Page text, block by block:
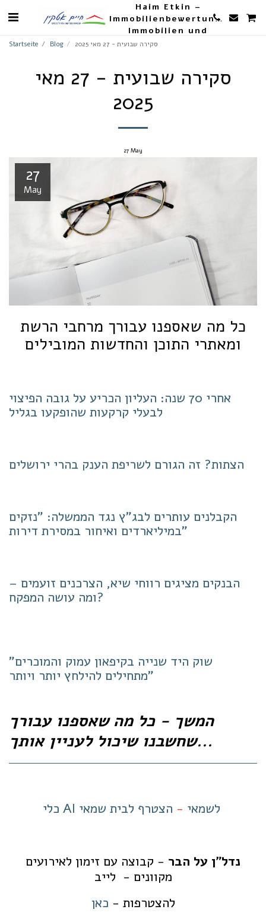
Haim Etkin –
Immobilienbewertungen,
Immobilien und
Landwirtschaft
Startseite Blog סקירה שבועית - 27 מאי 2025
סקירה שבועית - 27 מאי
2025
27 May
27
May
כל מה שאספנו עבורך מרחבי הרשת
ומאתרי התוכן והחדשות המובילים
אחרי 70 שנה: העליון הכריע על גובה הפיצוי
לבעלי קרקעות שהופקעו בגליל
הצתות? זה הגורם לשריפת הענק בהרי ירושלים
הקבלנים עותרים לבג"ץ נגד הממשלה: "נזקים
במיליארדים ואיחור במסירת דירות"
הבנקים מציגים רווחי שיא, הצרכנים זועמים –
ומה עושה המפקח?
"שוק היד שנייה בקיפאון עמוק והמוכרים
מתחילים להילחץ יותר ויותר"
המשך - כל מה שאספנו עבורך
שחשבנו שיכול לעניין אותך...
כלי AI לשמאי - הצטרף לבית שמאי
נדל"ן על הבר - קבוצה עם זימון לאירועים
מקוונים - לייב
להצטרפות - כאן